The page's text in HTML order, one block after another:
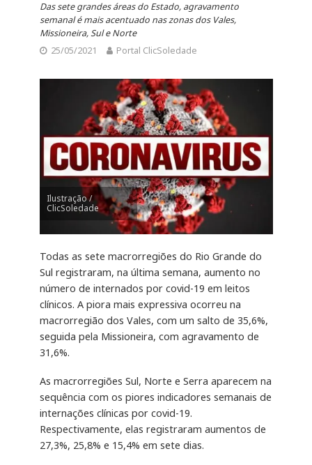
Das sete grandes áreas do Estado, agravamento
semanal é mais acentuado nas zonas dos Vales,
Missioneira, Sul e Norte
25/05/2021
Portal ClicSoledade
Ilustração /
ClicSoledade
Todas as sete macrorregiões do Rio Grande do
Sul registraram, na última semana, aumento no
número de internados por covid-19 em leitos
clínicos. A piora mais expressiva ocorreu na
macrorregião dos Vales, com um salto de 35,6%,
seguida pela Missioneira, com agravamento de
31,6%.
As macrorregiões Sul, Norte e Serra aparecem na
sequência com os piores indicadores semanais de
internações clínicas por covid-19.
Respectivamente, elas registraram aumentos de
27,3%, 25,8% e 15,4% em sete dias.